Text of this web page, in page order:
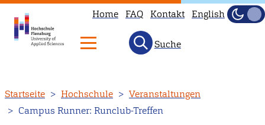
zum
Inhalt
Home FAQ Kontakt English
Hell
Suche
Startseite Hochschule
Veranstaltungen
Campus Runner: Runclub-Treffen